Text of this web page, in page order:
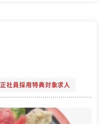
正社員採用特典対象求人